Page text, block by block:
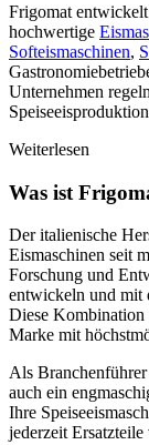
Frigomat
hochwertige
Softeismaschinen,
Unternehmen
Weiterlesen
Was ist
Der italienische
Eismaschinen seit
Forschung und
entwickeln und mit
Diese
Marke mit
Als
auch ein
Ihre
jederzeit